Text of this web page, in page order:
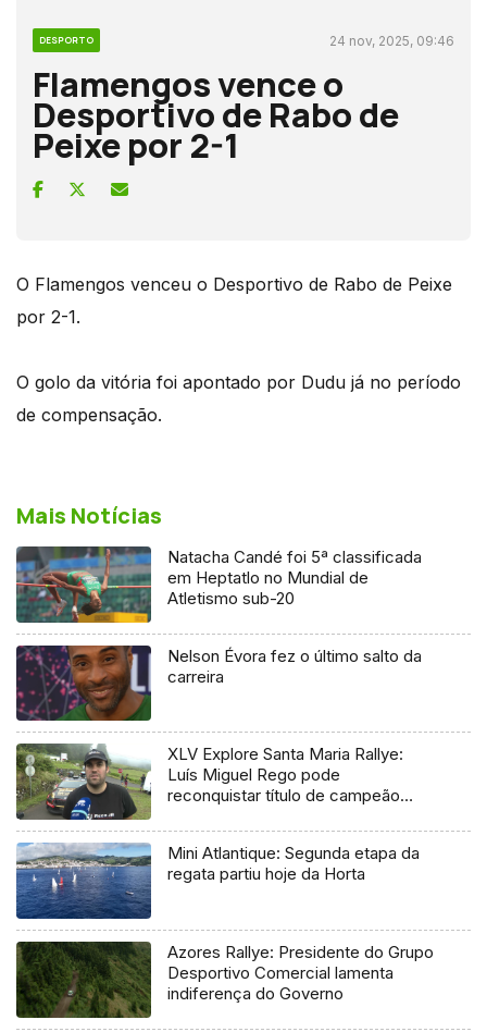
DESPORTO 24 nov, 2025, 09:46
Flamengos vence o
Desportivo de Rabo de
Peixe por 2-1
O Flamengos venceu o Desportivo de Rabo de Peixe
por 2-1.
O golo da vitória foi apontado por Dudu já no período
de compensação.
Mais Notícias
Natacha Candé foi 5ª classificada
em Heptatlo no Mundial de
Atletismo sub-20
Nelson Évora fez o último salto da
carreira
XLV Explore Santa Maria Rallye:
Luís Miguel Rego pode
reconquistar título de campeão
Mini Atlantique: Segunda etapa da
regata partiu hoje da Horta
Azores Rallye: Presidente do Grupo
Desportivo Comercial lamenta
indiferença do Governo